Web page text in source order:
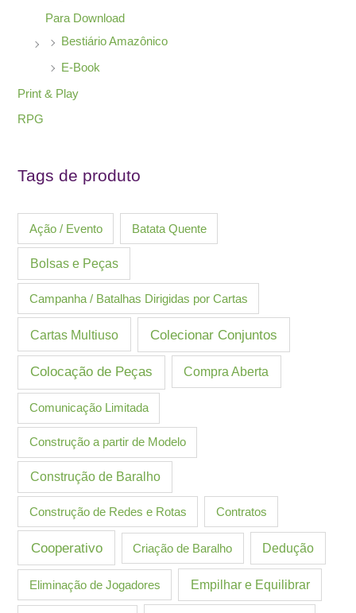
Para Download
Bestiário Amazônico
E-Book
Print & Play
RPG
Tags de produto
Ação / Evento Batata Quente
Bolsas e Peças
Campanha / Batalhas Dirigidas por Cartas
Cartas Multiuso Colecionar Conjuntos
Colocação de Peças Compra Aberta
Comunicação Limitada
Construção a partir de Modelo
Construção de Baralho
Construção de Redes e Rotas Contratos
Cooperativo Criação de Baralho Dedução
Eliminação de Jogadores Empilhar e Equilibrar